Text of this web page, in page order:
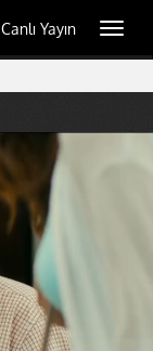
Yayın